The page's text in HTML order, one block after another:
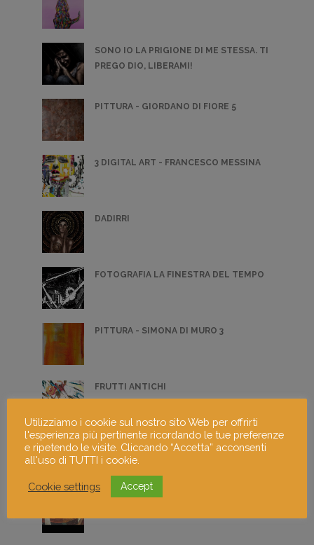
SONO IO LA PRIGIONE DI ME STESSA. TI
PREGO DIO, LIBERAMI!
PITTURA - GIORDANO DI FIORE 5
3 DIGITAL ART - FRANCESCO MESSINA
DADIRRI
FOTOGRAFIA LA FINESTRA DEL TEMPO
PITTURA - SIMONA DI MURO 3
FRUTTI ANTICHI
PITTURA 4
LA BELLA ADDORMENTATA
Utilizziamo i cookie sul nostro sito Web per offrirti
l'esperienza più pertinente ricordando le tue preferenze
e ripetendo le visite. Cliccando “Accetta” acconsenti
all'uso di TUTTI i cookie.
Cookie settings Accept